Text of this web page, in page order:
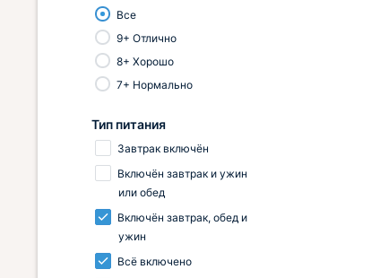
Все
9+ Отлично
8+ Хорошо
7+ Нормально
Тип питания
Завтрак включён
Включён завтрак и ужин
или обед
Включён завтрак, обед и
ужин
Всё включено